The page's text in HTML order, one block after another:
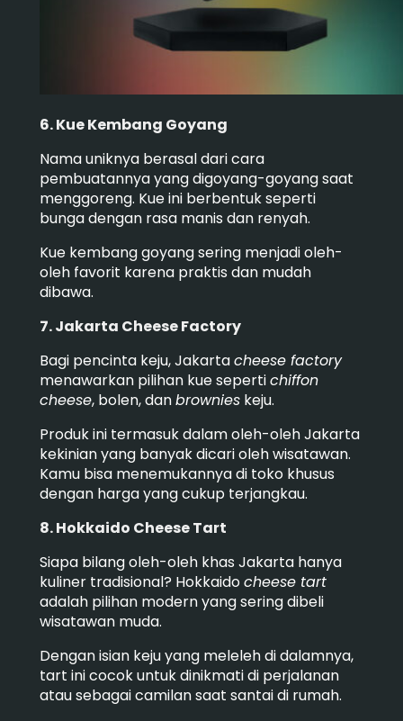
6. Kue Kembang Goyang
Nama uniknya berasal dari cara
pembuatannya yang digoyang-goyang saat
menggoreng. Kue ini berbentuk seperti
bunga dengan rasa manis dan renyah.
Kue kembang goyang sering menjadi oleh-
oleh favorit karena praktis dan mudah
dibawa.
7. Jakarta Cheese Factory
Bagi pencinta keju, Jakartacheese factory
menawarkan pilihan kue sepertichiffon
cheese, bolen, danbrownieskeju.
Produk ini termasuk dalam oleh-oleh Jakarta
kekinian yang banyak dicari oleh wisatawan.
Kamu bisa menemukannya di toko khusus
dengan harga yang cukup terjangkau.
8. Hokkaido Cheese Tart
Siapa bilang oleh-oleh khas Jakarta hanya
kuliner tradisional? Hokkaidocheese tart
adalah pilihan modern yang sering dibeli
wisatawan muda.
Dengan isian keju yang meleleh di dalamnya,
tart ini cocok untuk dinikmati di perjalanan
atau sebagai camilan saat santai di rumah.